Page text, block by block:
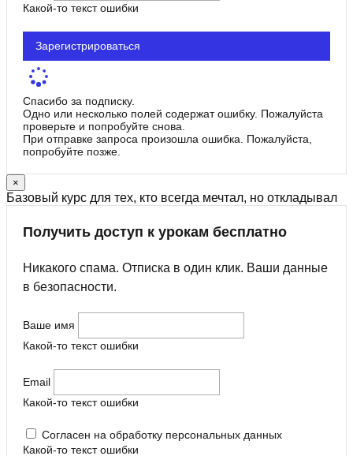
Какой-то текст ошибки
Зарегистрироваться
Спасибо за подписку.
Одно или несколько полей содержат ошибку. Пожалуйста
проверьте и попробуйте снова.
При отправке запроса произошла ошибка. Пожалуйста,
попробуйте позже.
×
Базовый курс для тех, кто всегда мечтал, но откладывал
Получить доступ к урокам бесплатно
Никакого спама. Отписка в один клик. Ваши данные
в безопасности.
Ваше имя
Какой-то текст ошибки
Email
Какой-то текст ошибки
Согласен на обработку персональных данных
Какой-то текст ошибки